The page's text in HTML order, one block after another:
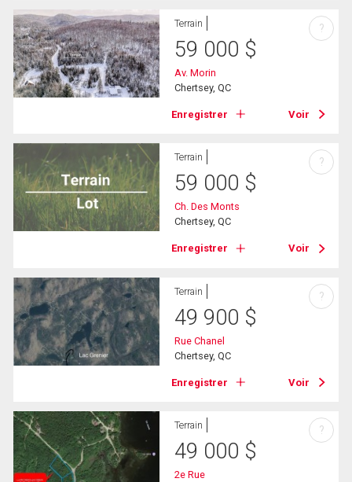
Terrain
59 000 $
Av. Morin
Chertsey, QC
Enregistrer Voir
?
Terrain
59 000 $
Ch. Des Monts
Chertsey, QC
Enregistrer Voir
?
Terrain
49 900 $
Rue Chanel
Chertsey, QC
Enregistrer Voir
?
Terrain
49 000 $
2e Rue
?